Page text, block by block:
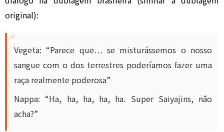
original):
Vegeta: “Parece que… se misturássemos o nosso
sangue com o dos terrestres poderíamos fazer uma
raça realmente poderosa”
Nappa: “Ha, ha, ha, ha, ha. Super Saiyajins, não
acha?”